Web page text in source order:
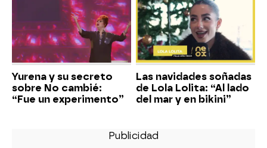
Yurena y su secreto
sobre No cambié:
“Fue un experimento”
Las navidades soñadas
de Lola Lolita: “Al lado
del mar y en bikini”